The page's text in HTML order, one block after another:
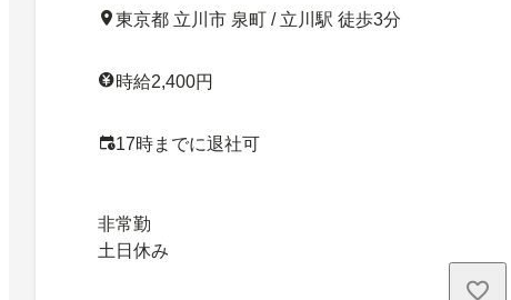
東京都 立川市 泉町 / 立川駅 徒歩3分
時給2,400円
17時までに退社可
非常勤
土日休み